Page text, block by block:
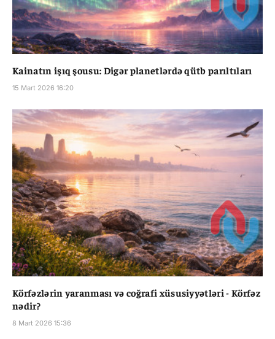
Kainatın işıq şousu: Digər planetlərdə qütb parıltıları
15 Mart 2026 16:20
Körfəzlərin yaranması və coğrafi xüsusiyyətləri - Körfəz
nədir?
8 Mart 2026 15:36